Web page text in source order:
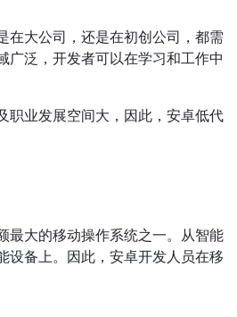
在大公司，还是在初创公司，都需
广泛，开发者可以在学习和工作中
职业发展空间大，因此，安卓低代
最大的移动操作系统之一。从智能
设备上。因此，安卓开发人员在移